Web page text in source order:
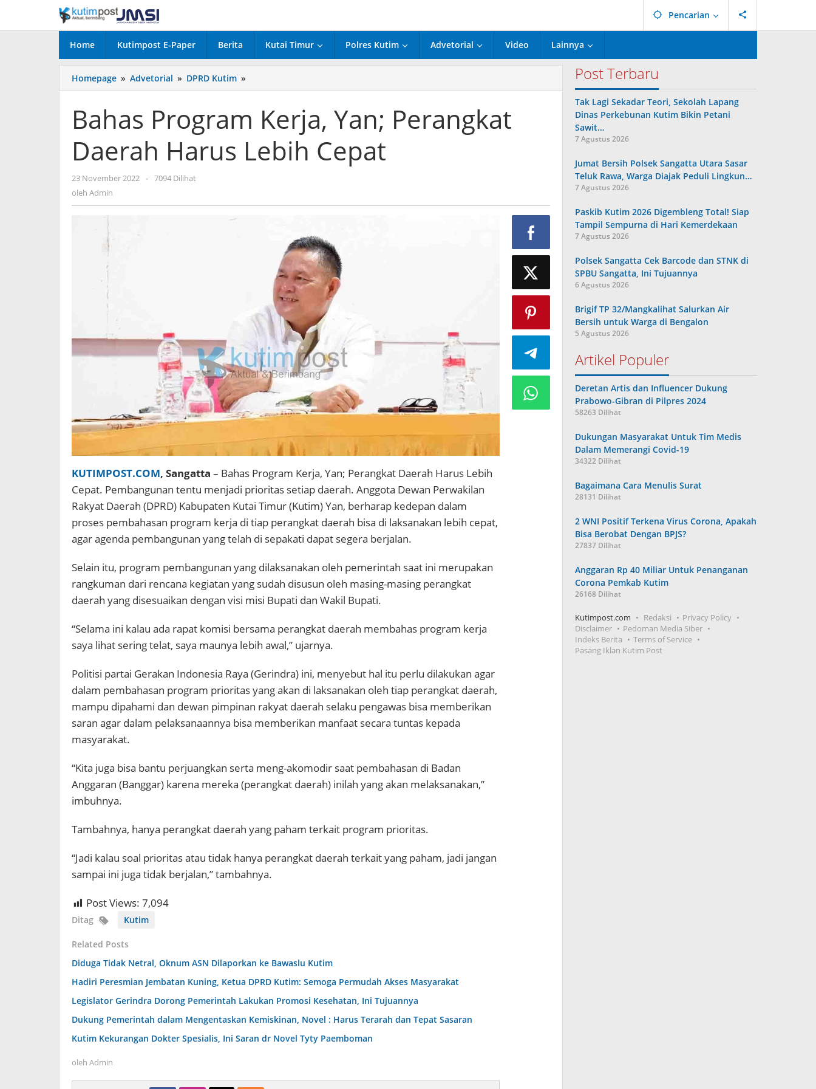
konten
Pencarian
Home Kutimpost E-Paper Berita Kutai Timur Polres Kutim Advetorial Video Lainnya
Homepage » Advetorial » DPRD Kutim »
Program
Yan;
Perangkat
Daerah
Harus
Bahas Program Kerja, Yan; Perangkat
Daerah Harus Lebih Cepat
23 November 2022 oleh
- 7094 Dilihat
oleh Admin
KUTIMPOST.COM, Sangatta – Bahas Program Kerja, Yan; Perangkat Daerah Harus Lebih
Cepat. Pembangunan tentu menjadi prioritas setiap daerah. Anggota Dewan Perwakilan
Rakyat Daerah (DPRD) Kabupaten Kutai Timur (Kutim) Yan, berharap kedepan dalam
proses pembahasan program kerja di tiap perangkat daerah bisa di laksanakan lebih cepat,
agar agenda pembangunan yang telah di sepakati dapat segera berjalan.
Selain itu, program pembangunan yang dilaksanakan oleh pemerintah saat ini merupakan
rangkuman dari rencana kegiatan yang sudah disusun oleh masing-masing perangkat
daerah yang disesuaikan dengan visi misi Bupati dan Wakil Bupati.
“Selama ini kalau ada rapat komisi bersama perangkat daerah membahas program kerja
saya lihat sering telat, saya maunya lebih awal,” ujarnya.
Politisi partai Gerakan Indonesia Raya (Gerindra) ini, menyebut hal itu perlu dilakukan agar
dalam pembahasan program prioritas yang akan di laksanakan oleh tiap perangkat daerah,
mampu dipahami dan dewan pimpinan rakyat daerah selaku pengawas bisa memberikan
saran agar dalam pelaksanaannya bisa memberikan manfaat secara tuntas kepada
masyarakat.
“Kita juga bisa bantu perjuangkan serta meng-akomodir saat pembahasan di Badan
Anggaran (Banggar) karena mereka (perangkat daerah) inilah yang akan melaksanakan,”
imbuhnya.
Tambahnya, hanya perangkat daerah yang paham terkait program prioritas.
“Jadi kalau soal prioritas atau tidak hanya perangkat daerah terkait yang paham, jadi jangan
sampai ini juga tidak berjalan,” tambahnya.
Post Views: 7,094
Ditag Kutim
Related Posts
Diduga Tidak Netral, Oknum ASN Dilaporkan ke Bawaslu Kutim
Hadiri Peresmian Jembatan Kuning, Ketua DPRD Kutim: Semoga Permudah Akses Masyarakat
Legislator Gerindra Dorong Pemerintah Lakukan Promosi Kesehatan, Ini Tujuannya
Dukung Pemerintah dalam Mengentaskan Kemiskinan, Novel : Harus Terarah dan Tepat Sasaran
Kutim Kekurangan Dokter Spesialis, Ini Saran dr Novel Tyty Paemboman
oleh Admin
Post Terbaru
Tak Lagi Sekadar Teori, Sekolah Lapang
Dinas Perkebunan Kutim Bikin Petani
Sawit…
7 Agustus 2026
Jumat Bersih Polsek Sangatta Utara Sasar
Teluk Rawa, Warga Diajak Peduli Lingkun…
7 Agustus 2026
Paskib Kutim 2026 Digembleng Total! Siap
Tampil Sempurna di Hari Kemerdekaan
7 Agustus 2026
Polsek Sangatta Cek Barcode dan STNK di
SPBU Sangatta, Ini Tujuannya
6 Agustus 2026
Brigif TP 32/Mangkalihat Salurkan Air
Bersih untuk Warga di Bengalon
5 Agustus 2026
Artikel Populer
Deretan Artis dan Influencer Dukung
Prabowo-Gibran di Pilpres 2024
58263 Dilihat
Dukungan Masyarakat Untuk Tim Medis
Dalam Memerangi Covid-19
34322 Dilihat
Bagaimana Cara Menulis Surat
28131 Dilihat
2 WNI Positif Terkena Virus Corona, Apakah
Bisa Berobat Dengan BPJS?
27837 Dilihat
Anggaran Rp 40 Miliar Untuk Penanganan
Corona Pemkab Kutim
26168 Dilihat
Kutimpost.com Redaksi
Privacy Policy
Disclaimer
Pedoman Media Siber
Indeks Berita
Terms of Service
Pasang Iklan Kutim Post